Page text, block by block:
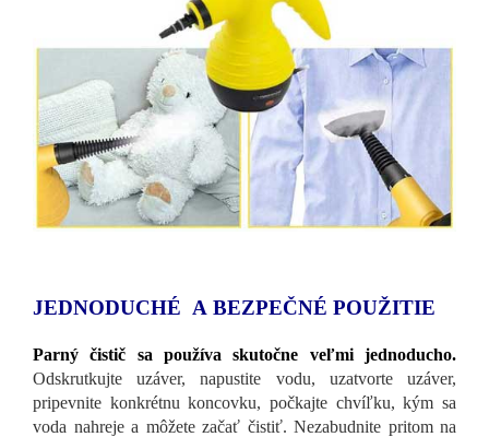
JEDNODUCHÉ A BEZPEČNÉ POUŽITIE
Parný čistič sa používa skutočne veľmi jednoducho.
Odskrutkujte uzáver, napustite vodu, uzatvorte uzáver,
pripevnite konkrétnu koncovku, počkajte chvíľku, kým sa
voda nahreje a môžete začať čistiť. Nezabudnite pritom na